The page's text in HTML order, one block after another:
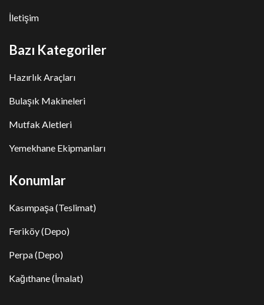
İletişim
Bazı Kategoriler
Hazırlık Araçları
Bulaşık Makineleri
Mutfak Aletleri
Yemekhane Ekipmanları
Konumlar
Kasımpaşa (Teslimat)
Feriköy (Depo)
Perpa (Depo)
Kağıthane (İmalat)